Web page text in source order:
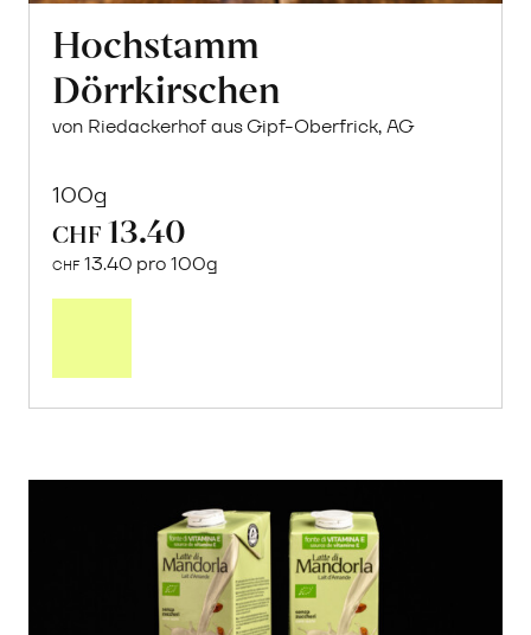
Hochstamm
Dörrkirschen
von Riedackerhof aus Gipf-Oberfrick, AG
100g
CHF 13.40
CHF 13.40 pro 100g